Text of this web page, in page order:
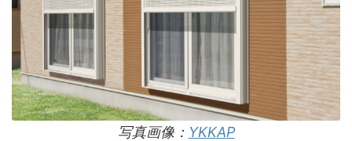
写真画像： YKKAP